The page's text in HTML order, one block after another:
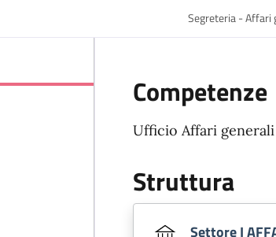
Segreteria - Affari
Competenze
Ufficio Affari
Struttura
Settore I